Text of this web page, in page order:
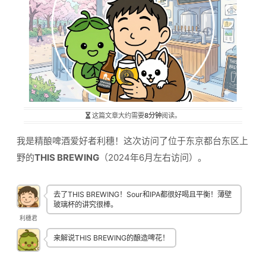
这篇文章大约需要8分钟阅读。
我是精酿啤酒爱好者利穗！这次访问了位于东京都台东区上
野的THIS BREWING （2024年6月左右访问）。
利穗君
去了THIS BREWING！Sour和IPA都很好喝且平衡！薄壁
玻璃杯的讲究很棒。
来解说THIS BREWING的酿造啤花！